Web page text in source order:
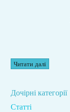
Читати далі
Дочірні категорії
Статті